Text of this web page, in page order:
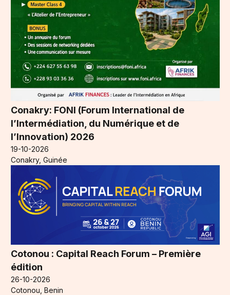
Conakry: FONI (Forum International de
l’Intermédiation, du Numérique et de
l’Innovation) 2026
19-10-2026
Conakry, Guinée
Cotonou : Capital Reach Forum – Première
édition
26-10-2026
Cotonou, Benin